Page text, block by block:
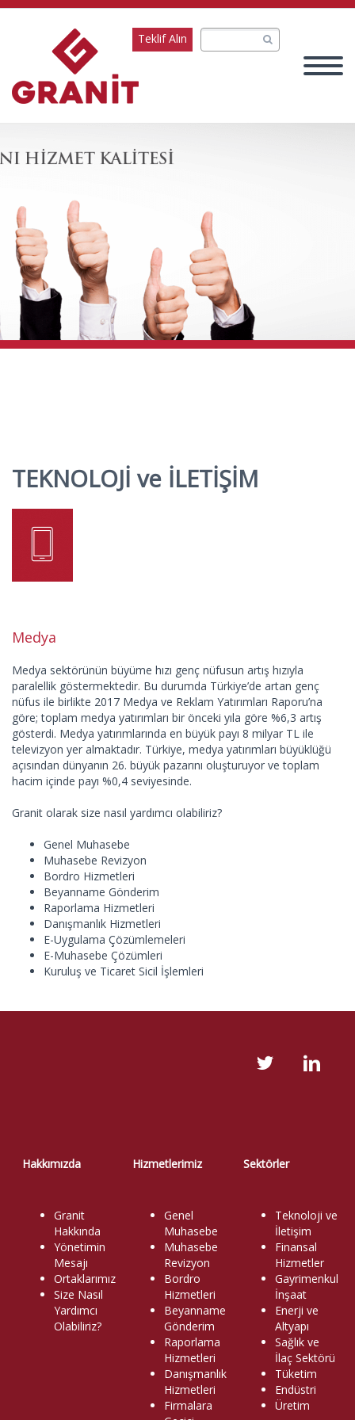
Teklif Alın
TEKNOLOJİ ve İLETİŞİM
Medya
Medya sektörünün büyüme hızı genç nüfusun artış hızıyla
paralellik göstermektedir. Bu durumda Türkiye’de artan genç
nüfus ile birlikte 2017 Medya ve Reklam Yatırımları Raporu’na
göre; toplam medya yatırımları bir önceki yıla göre %6,3 artış
gösterdi. Medya yatırımlarında en büyük payı 8 milyar TL ile
televizyon yer almaktadır. Türkiye, medya yatırımları büyüklüğü
açısından dünyanın 26. büyük pazarını oluşturuyor ve toplam
hacim içinde payı %0,4 seviyesinde.
Granit olarak size nasıl yardımcı olabiliriz?
Genel Muhasebe
Muhasebe Revizyon
Bordro Hizmetleri
Beyanname Gönderim
Raporlama Hizmetleri
Danışmanlık Hizmetleri
E-Uygulama Çözümlemeleri
E-Muhasebe Çözümleri
Kuruluş ve Ticaret Sicil İşlemleri
Hakkımızda Hizmetlerimiz Sektörler
Granit
Hakkında
Yönetimin
Mesajı
Ortaklarımız
Size Nasıl
Yardımcı
Olabiliriz?
Genel
Muhasebe
Muhasebe
Revizyon
Bordro
Hizmetleri
Beyanname
Gönderim
Raporlama
Hizmetleri
Danışmanlık
Hizmetleri
Firmalara
Teknoloji ve
İletişim
Finansal
Hizmetler
Gayrimenkul
İnşaat
Enerji ve
Altyapı
Sağlık ve
İlaç Sektörü
Tüketim
Endüstri
Üretim